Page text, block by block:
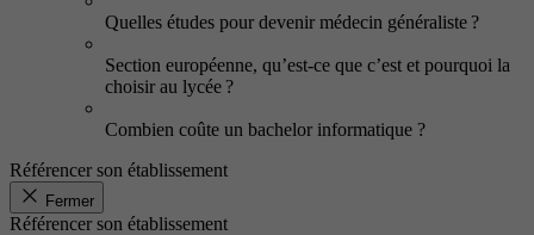
Quelles études pour devenir médecin généraliste ?
Section européenne, qu’est-ce que c’est et pourquoi la
choisir au lycée ?
Combien coûte un bachelor informatique ?
Référencer son établissement
Fermer
Référencer son établissement